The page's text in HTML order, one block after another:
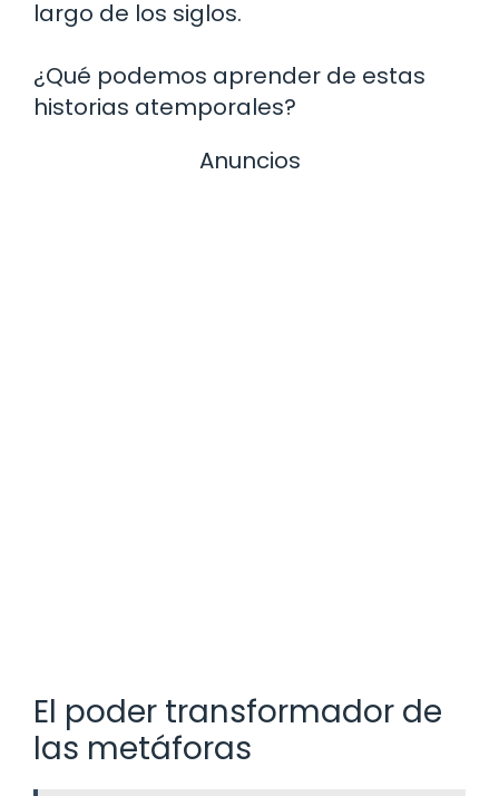
largo de los siglos.
¿Qué podemos aprender de estas
historias atemporales?
Anuncios
El poder transformador de
las metáforas